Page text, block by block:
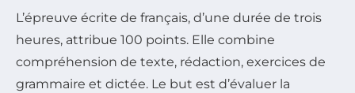
L’épreuve écrite de français, d’une durée de trois
heures, attribue 100 points. Elle combine
compréhension de texte, rédaction, exercices de
grammaire et dictée. Le but est d’évaluer la